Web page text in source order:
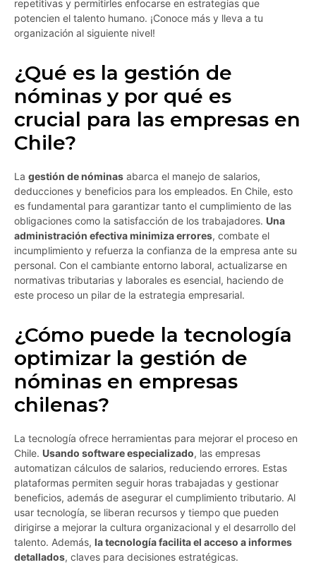
repetitivas y permitirles enfocarse en estrategias que
potencien el talento humano. ¡Conoce más y lleva a tu
organización al siguiente nivel!
¿Qué es la gestión de
nóminas y por qué es
crucial para las empresas en
Chile?
La gestión de nóminas abarca el manejo de salarios,
deducciones y beneficios para los empleados. En Chile, esto
es fundamental para garantizar tanto el cumplimiento de las
obligaciones como la satisfacción de los trabajadores. Una
administración efectiva minimiza errores, combate el
incumplimiento y refuerza la confianza de la empresa ante su
personal. Con el cambiante entorno laboral, actualizarse en
normativas tributarias y laborales es esencial, haciendo de
este proceso un pilar de la estrategia empresarial.
¿Cómo puede la tecnología
optimizar la gestión de
nóminas en empresas
chilenas?
La tecnología ofrece herramientas para mejorar el proceso en
Chile. Usando software especializado, las empresas
automatizan cálculos de salarios, reduciendo errores. Estas
plataformas permiten seguir horas trabajadas y gestionar
beneficios, además de asegurar el cumplimiento tributario. Al
usar tecnología, se liberan recursos y tiempo que pueden
dirigirse a mejorar la cultura organizacional y el desarrollo del
talento. Además, la tecnología facilita el acceso a informes
detallados, claves para decisiones estratégicas.